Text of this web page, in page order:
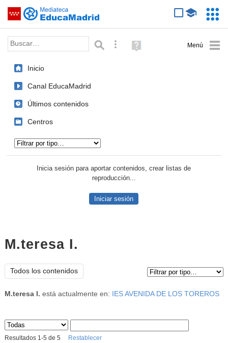
Saltar navegación
Palabra o frase: Búsqueda avanzada
Ayuda
(en
Inicio
Canal EducaMadrid
Últimos contenidos
Centros
Inicia sesión para aportar contenidos, crear listas de
reproducción...
Iniciar sesión
M.teresa I.
Todos los contenidos
M.teresa I. está actualmente en: IES AVENIDA DE LOS TOREROS
Sus archivos
Resultados 1-5 de 5 Restablecer